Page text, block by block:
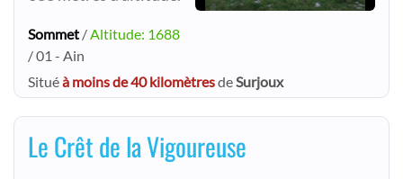
Sommet / Altitude: 1688
/ 01 - Ain
Situéà moins de 40 kilomètresde Surjoux
Le Crêt de la Vigoureuse